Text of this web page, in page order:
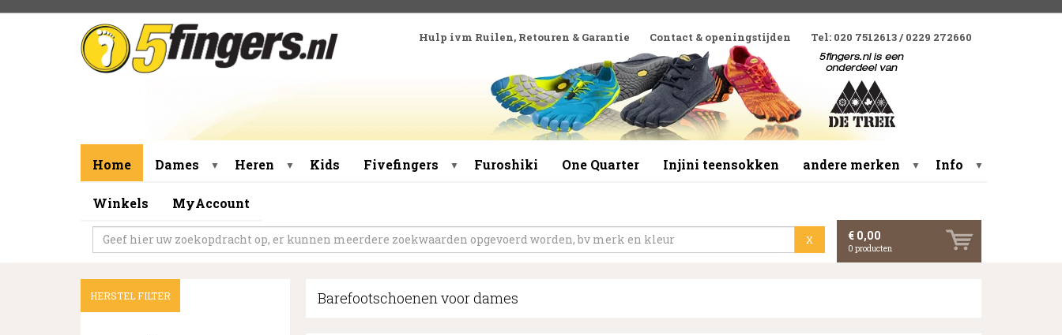
Hulp ivm Ruilen, Retouren & Garantie Contact & openingstijden Tel: 020 7512613 / 0229 272660
Home Dames ▼ Heren ▼ Kids Fivefingers ▼ Furoshiki One Quarter Injini teensokken andere merken ▼ Info ▼
Winkels MyAccount
X € 0,00
0 producten
HERSTEL FILTER Barefootschoenen voor dames